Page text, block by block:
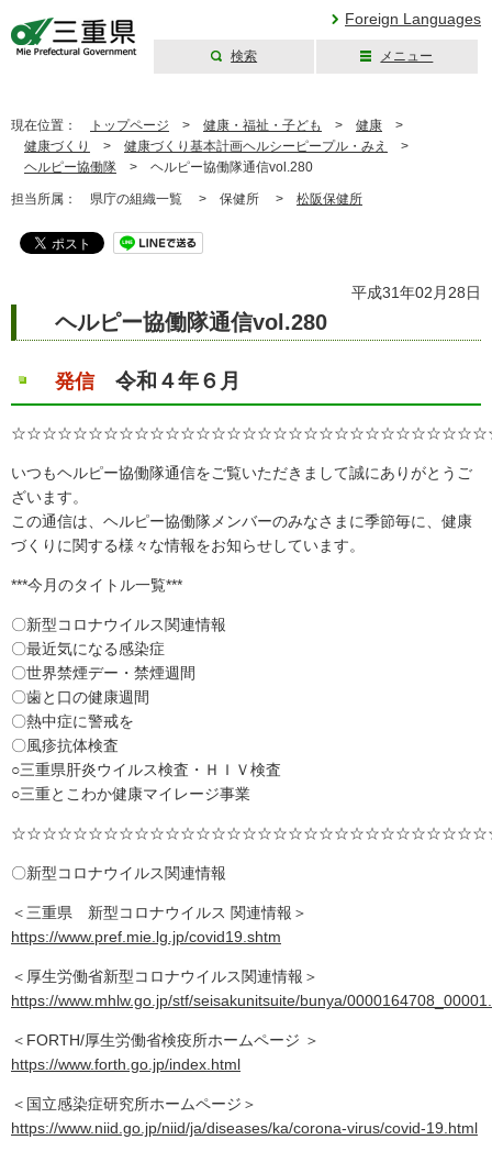
Foreign Languages
検索 メニュー
現在位置： トップページ > 健康・福祉・子ども > 健康 >
健康づくり
> 健康づくり基本計画ヘルシーピープル・みえ
>
ヘルピー協働隊 > ヘルピー協働隊通信vol.280
担当所属： 県庁の組織一覧 > 保健所 > 松阪保健所
平成31年02月28日
ヘルピー協働隊通信vol.280
発信令和４年６月
いつもヘルピー協働隊通信をご覧いただきまして誠にありがとうご
ざいます。
この通信は、ヘルピー協働隊メンバーのみなさまに季節毎に、健康
づくりに関する様々な情報をお知らせしています。
***今月のタイトル一覧***
〇新型コロナウイルス関連情報
〇最近気になる感染症
〇世界禁煙デー・禁煙週間
〇歯と口の健康週間
〇熱中症に警戒を
〇風疹抗体検査
○三重県肝炎ウイルス検査・ＨＩＶ検査
○三重とこわか健康マイレージ事業
〇新型コロナウイルス関連情報
＜三重県 新型コロナウイルス 関連情報＞
https://www.pref.mie.lg.jp/covid19.shtm
＜厚生労働省新型コロナウイルス関連情報＞
https://www.mhlw.go.jp/stf/seisakunitsuite/bunya/
＜FORTH/厚生労働省検疫所ホームページ ＞
https://www.forth.go.jp/index.html
＜国立感染症研究所ホームページ＞
https://www.niid.go.jp/niid/ja/diseases/ka/corona-virus/covid-19.html